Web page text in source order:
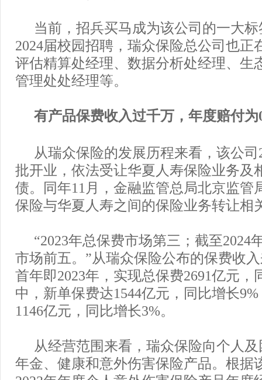
当前，招兵买马成为该公司的一大
2024届校园招聘，瑞众保险总公司也正
评估精算处经理、数据分析处经理、生
管理处处经理等。
有产品保费收入过千万，年度赔付为
从瑞众保险的发展历程来看，该公司
批开业，依法受让华夏人寿保险业务及
债。同年11月，金融监管总局北京监管
保险与华夏人寿之间的保险业务转让相
“2023年总保费市场第三；截至2024
市场前五。”从瑞众保险公布的保费收
首年即2023年，实现总保费2691亿元，
中，新单保费达1544亿元，同比增长
1146亿元，同比增长3%。
从经营范围来看，瑞众保险向个人
年金、健康和意外伤害保险产品。根据